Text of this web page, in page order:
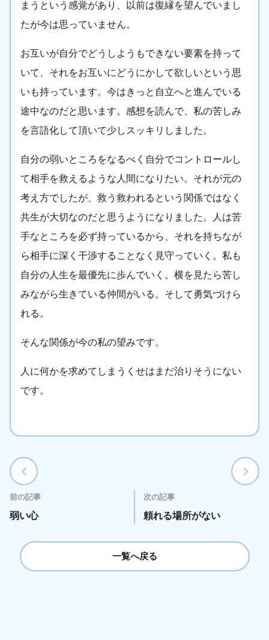
まうという感覚があり、以前は復縁を望んでいまし
たが今は思っていません。
お互いが自分でどうしようもできない要素を持って
いて、それをお互いにどうにかして欲しいという思
いも持っています。今はきっと自立へと進んでいる
途中なのだと思います。感想を読んで、私の苦しみ
を言語化して頂いて少しスッキリしました。
自分の弱いところをなるべく自分でコントロールし
て相手を救えるような人間になりたい。それが元の
考え方でしたが、救う救われるという関係ではなく
共生が大切なのだと思うようになりました。人は苦
手なところを必ず持っているから、それを持ちなが
ら相手に深く干渉することなく見守っていく。私も
自分の人生を最優先に歩んでいく。横を見たら苦し
みながら生きている仲間がいる。そして勇気づけら
れる。
そんな関係が今の私の望みです。
人に何かを求めてしまうくせはまだ治りそうにない
です。
前の記事
弱い心
次の記事
頼れる場所がない
一覧へ戻る